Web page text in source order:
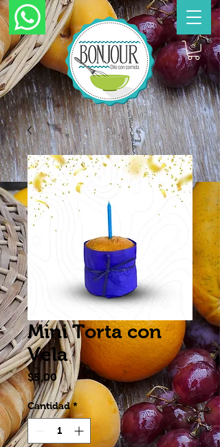
Mini Torta con
Vela
$5,00Precio
Cantidad *